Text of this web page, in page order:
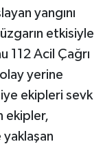
yangını
etkisiyle
112 Acil Çağrı
yerine
ekipleri sevk
ekipler,